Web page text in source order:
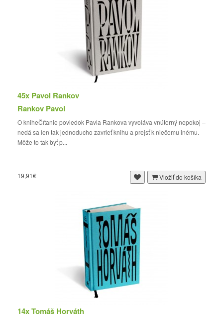
45x Pavol Rankov
Rankov Pavol
O kniheČítanie poviedok Pavla Rankova vyvoláva vnútorný nepokoj –
nedá sa len tak jednoducho zavrieť knihu a prejsť k niečomu inému.
Môže to tak byť p...
19,91€ Vložiť do košíka
14x Tomáš Horváth